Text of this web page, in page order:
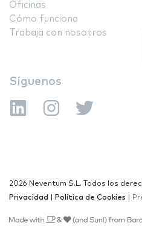
Oficinas
Cómo funciona
Trabaja con nosotros
Síguenos
2026 Neventum S.L. Todos los
Privacidad
Política de Cookies